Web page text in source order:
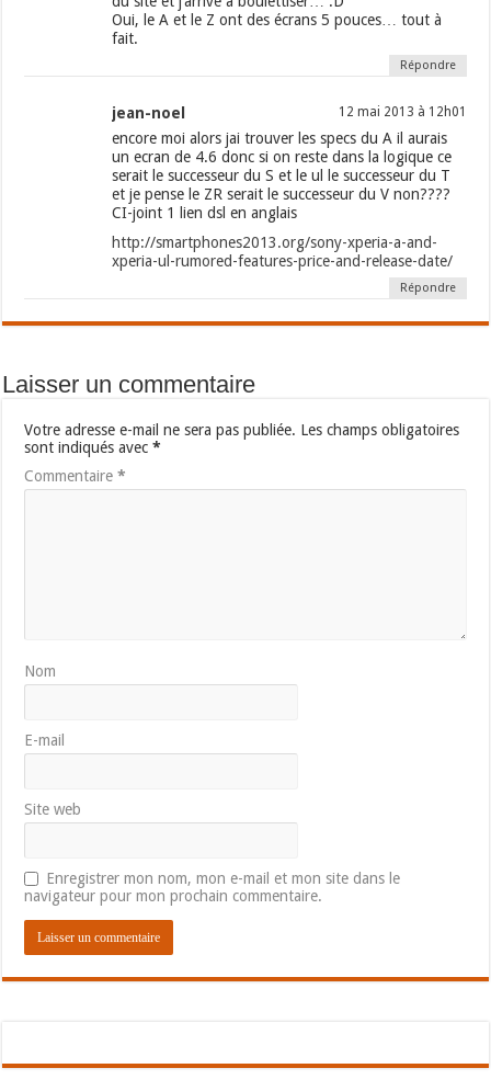
Oui, le A et le Z ont des écrans 5 pouces… tout à
fait.
Répondre
jean-noel 12 mai 2013 à 12h01
encore moi alors jai trouver les specs du A il aurais
un ecran de 4.6 donc si on reste dans la logique ce
serait le successeur du S et le ul le successeur du T
et je pense le ZR serait le successeur du V non????
CI-joint 1 lien dsl en anglais
http://smartphones2013.org/sony-xperia-a-and-
xperia-ul-rumored-features-price-and-release-date/
Répondre
Laisser un commentaire
Votre adresse e-mail ne sera pas publiée. Les champs obligatoires
sont indiqués avec*
Commentaire*
Nom
E-mail
Site web
Enregistrer mon nom, mon e-mail et mon site dans le
navigateur pour mon prochain commentaire.